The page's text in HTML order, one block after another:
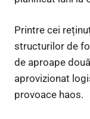
Printre cei
structurilor de
de aproape
aprovizionat
provoace haos.